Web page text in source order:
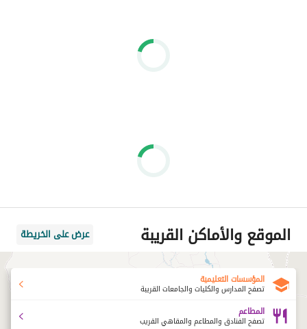
الموقع والأماكن القريبة عرض على الخريطة
المؤسسات التعليمية
تصفح المدارس والكليات والجامعات القريبة
المطاعم
تصفح الفنادق والمطاعم والمقاهي القريب